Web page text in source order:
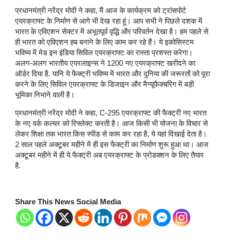
प्रधानमंत्री नरेंद्र मोदी ने कहा, मैं आज के कार्यक्रम को ट्रांसपोर्ट
एयरक्राफ्ट के निर्माण से आगे भी देख रहा हूं। आप सभी ने पिछले दशक में
भारत के एविएशन सेक्टर में अभूतपूर्व वृद्धि और परिवर्तन देखा है। हम पहले से
ही भारत को एविएशन हब बनाने के लिए काम कर रहे हैं। ये इकोसिस्टम
भविष्य में मेड इन इंडिया सिविल एयरक्राफ्ट का रास्ता प्रशस्त करेगा।
अलग-अलग भारतीय एयरलाइन्स ने 1200 नए एयरक्राफ्ट खरीदने का
ऑर्डर दिया है. यानि ये फैक्ट्री भविष्य में भारत और दुनिया की जरूरतों को पूरा
करने के लिए सिविल एयरक्राफ्ट के डिजाइन और मैन्यूफैक्चरिंग में बड़ी
भूमिका निभाने वाली है।
प्रधानमंत्री नरेंद्र मोदी ने कहा, C-295 एयरक्राफ्ट की फैक्ट्री नए भारत
के नए वर्क कल्चर को रिफ्लेक्ट करती है। आज किसी भी योजना के विचार से
लेकर शिक्षा तक भारत किस स्पीड से काम कर रहा है, ये यहां दिखाई देता है।
2 साल पहले अक्टूबर महीने में ही इस फैक्ट्री का निर्माण शुरू हुआ था। आज
अक्टूबर महीने में ही ये फैक्ट्री अब एयरक्राफ्ट के प्रोडक्शन के लिए तैयार
है.
Share This News Social Media